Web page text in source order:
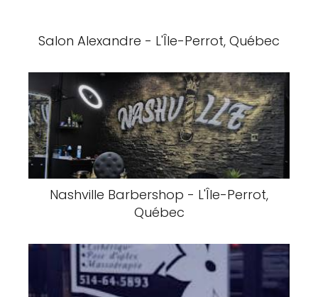
Salon Alexandre - L'Île-Perrot, Québec
Nashville Barbershop - L'Île-Perrot,
Québec